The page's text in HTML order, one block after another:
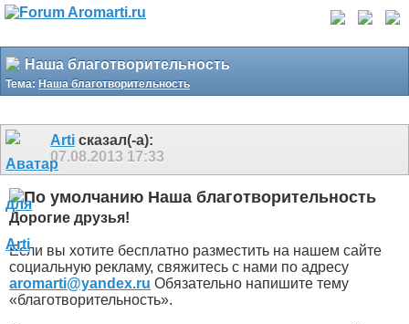
Наша благотворительность
Тема: Наша благотворительность
Arti сказал(-а):
07.08.2013 17:33
Наша благотворительность
Дорогие друзья!
Если вы хотите бесплатно разместить на нашем сайте
социальную рекламу, свяжитесь с нами по адресу
aromarti@yandex.ru Обязательно напишите тему
«благотворительность».